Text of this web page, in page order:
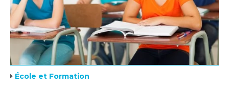
École et Formation